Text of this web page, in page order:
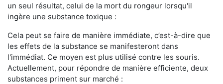
un seul résultat, celui de la mort du rongeur lorsqu'il
ingère une substance toxique :
Cela peut se faire de manière immédiate, c’est-à-dire que
les effets de la substance se manifesteront dans
l'immédiat. Ce moyen est plus utilisé contre les souris.
Actuellement, pour répondre de manière efficiente, deux
substances priment sur marché :